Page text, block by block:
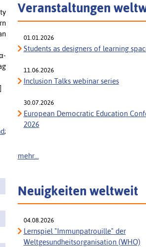
;
Veranstaltungen
01.01.2026
Students as designers of learning
11.06.2026
Inclusion Talks webinar series
30.07.2026
European Democratic Education
2026
mehr...
Neuigkeiten weltweit
04.08.2026
Lernspiel "Immunpatrouille" der
Weltgesundheitsorganisation (WHO)